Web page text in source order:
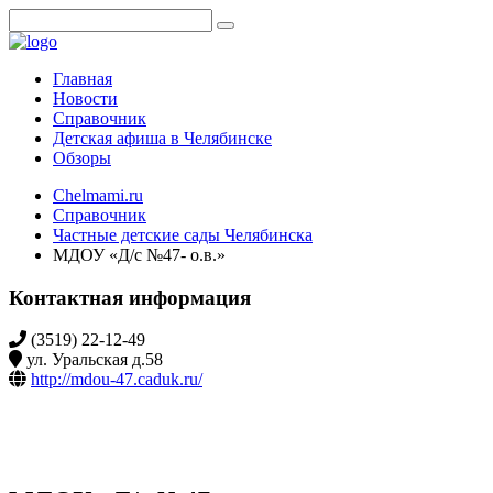
Главная
Новости
Справочник
Детская афиша в Челябинске
Обзоры
Chelmami.ru
Справочник
Частные детские сады Челябинска
МДОУ «Д/с №47- о.в.»
Контактная информация
(3519) 22-12-49
ул. Уральская д.58
http://mdou-47.caduk.ru/